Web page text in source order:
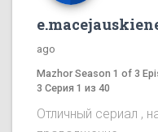
ago
Mazhor Season 1 of 3
3 Серия 1 из 40
Отличный сериал ,